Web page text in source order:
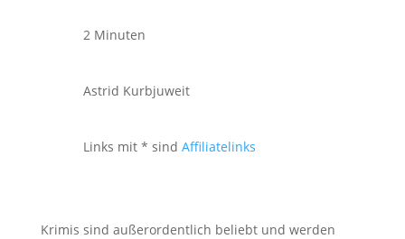
2 Minuten
Astrid Kurbjuweit
Links mit * sind Affiliatelinks
Krimis sind außerordentlich beliebt und werden